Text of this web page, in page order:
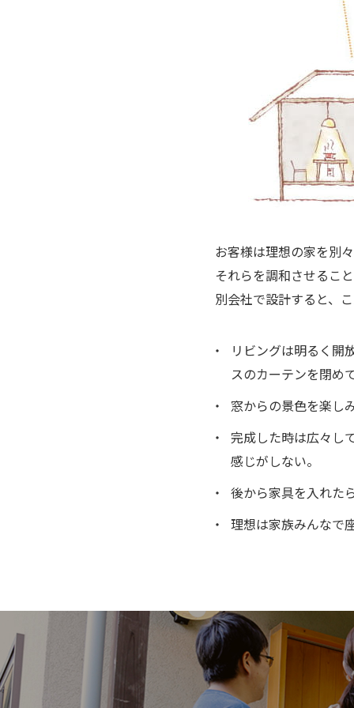
お客様は理想の家を別
それらを調和させるこ
別会社で設計すると、
リビングは明るく開
スのカーテンを閉め
窓からの景色を楽し
完成した時は広々し
感じがしない。
後から家具を入れた
理想は家族みんなで